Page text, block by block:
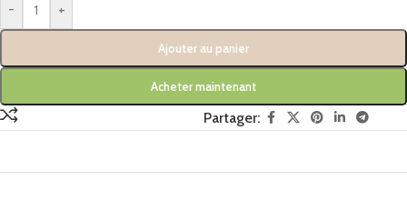
- +
Ajouter au panier
Acheter maintenant
Partager: